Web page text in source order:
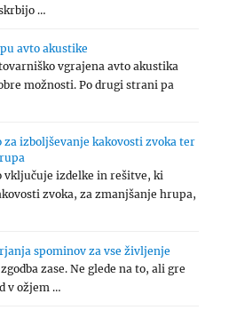
…
avto akustike
vgrajena avto akustika
možnosti. Po drugi strani pa
za izboljševanje kakovosti zvoka ter
vključuje izdelke in rešitve, ki
zvoka, za zmanjšanje hrupa,
spominov za vse življenje
zase. Ne glede na to, ali gre
v ožjem …